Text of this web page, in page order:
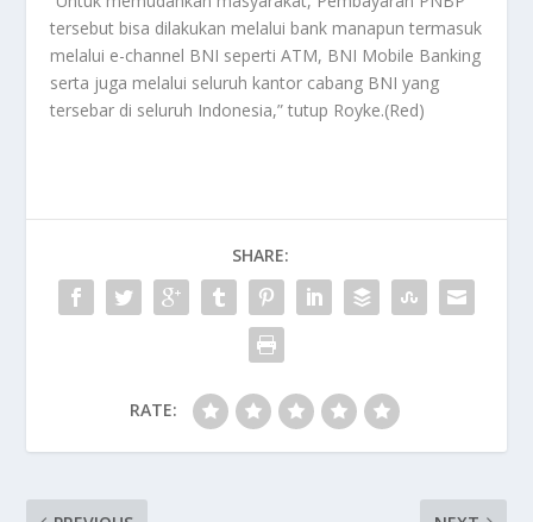
tersebut bisa dilakukan melalui bank manapun termasuk
melalui e-channel BNI seperti ATM, BNI Mobile Banking
serta juga melalui seluruh kantor cabang BNI yang
tersebar di seluruh Indonesia,” tutup Royke.(Red)
SHARE:
RATE: